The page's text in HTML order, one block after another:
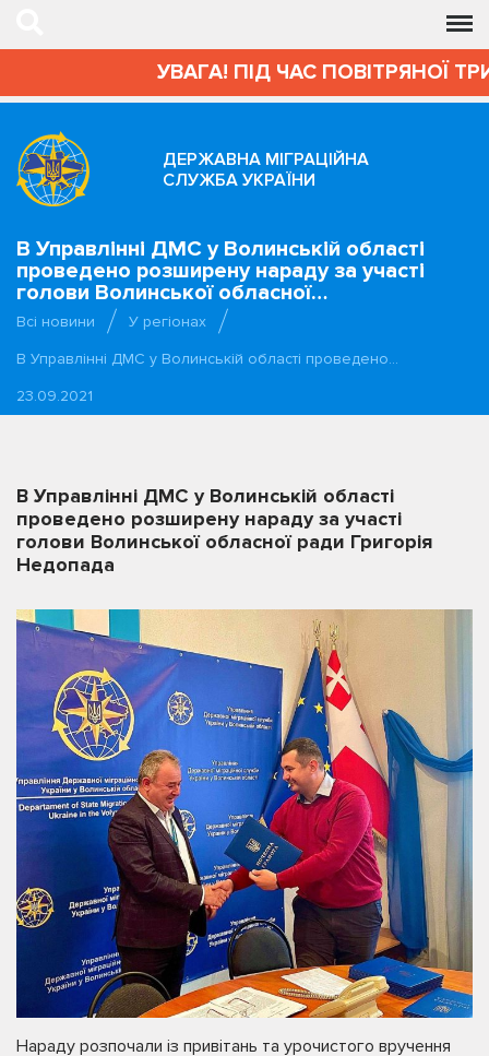
УВАГА! ПІД ЧАС ПОВІТРЯНОЇ
ДЕРЖАВНА МІГРАЦІЙНА
СЛУЖБА УКРАЇНИ
В Управлінні ДМС у Волинській області
проведено розширену нараду за участі
голови Волинської обласної…
Всі новини
У регіонах
В Управлінні ДМС у Волинській області проведено…
23.09.2021
В Управлінні ДМС у Волинській області
проведено розширену нараду за участі
голови Волинської обласної ради Григорія
Недопада
Нараду розпочали із привітань та урочистого вручення